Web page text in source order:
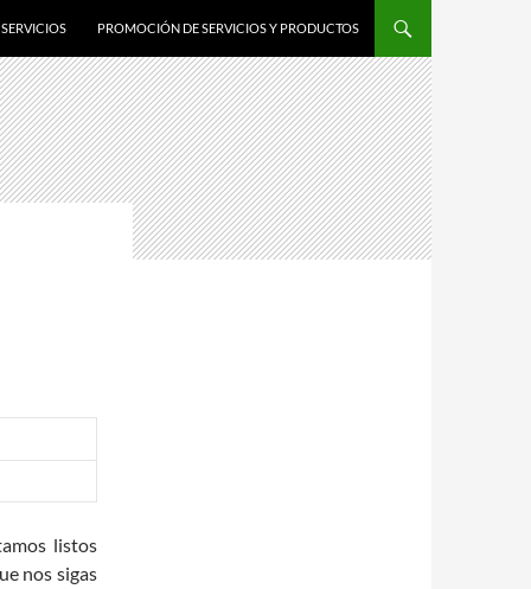
SERVICIOS PROMOCIÓN DE SERVICIOS Y PRODUCTOS
listos
nos sigas